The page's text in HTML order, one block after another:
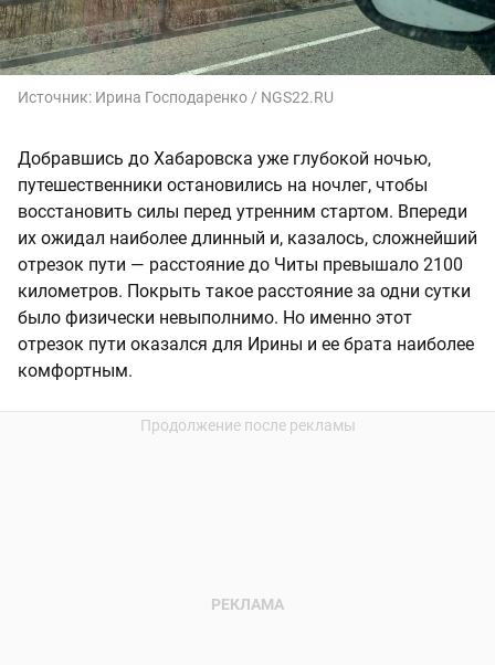
Источник: Ирина Господаренко / NGS22.RU
Добравшись до Хабаровска уже глубокой ночью,
путешественники остановились на ночлег, чтобы
восстановить силы перед утренним стартом. Впереди
их ожидал наиболее длинный и, казалось, сложнейший
отрезок пути — расстояние до Читы превышало 2100
километров. Покрыть такое расстояние за одни сутки
было физически невыполнимо. Но именно этот
отрезок пути оказался для Ирины и ее брата наиболее
комфортным.